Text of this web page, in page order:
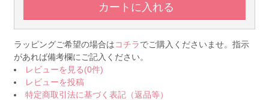
ラッピングご希望の場合はコチラでご購入くださいませ。指示
があれば備考欄にご記入ください。
レビューを見る(0件)
レビューを投稿
特定商取引法に基づく表記（返品等）